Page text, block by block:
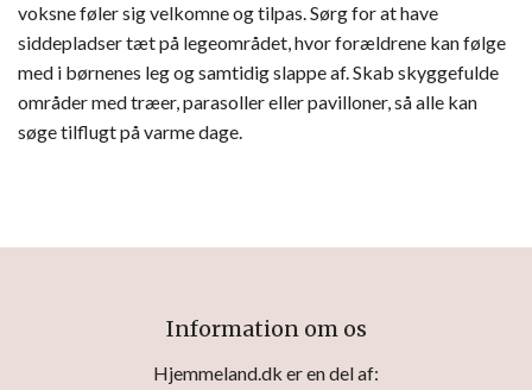
voksne føler sig velkomne og tilpas. Sørg for at have
siddepladser tæt på legeområdet, hvor forældrene kan følge
med i børnenes leg og samtidig slappe af. Skab skyggefulde
områder med træer, parasoller eller pavilloner, så alle kan
søge tilflugt på varme dage.
Information om os
Hjemmeland.dk er en del af: